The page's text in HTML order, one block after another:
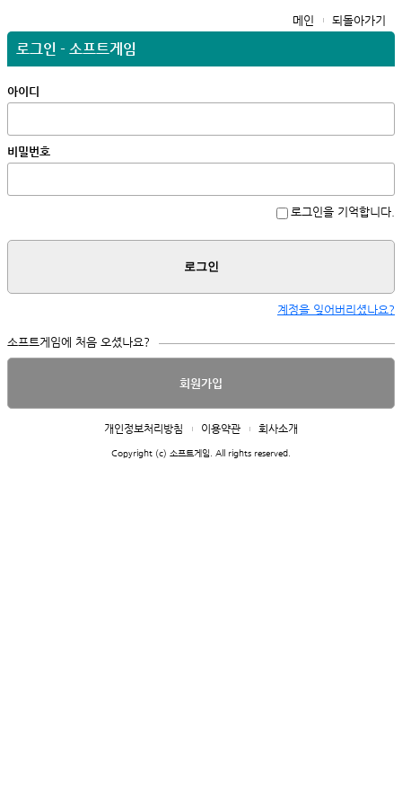
메인 되돌아가기
로그인 - 소프트게임
아이디
비밀번호
로그인을 기억합니다.
로그인
계정을 잊어버리셨나요?
소프트게임에 처음 오셨나요?
회원가입
개인정보처리방침 이용약관 회사소개
Copyright (c) 소프트게임. All rights reserved.